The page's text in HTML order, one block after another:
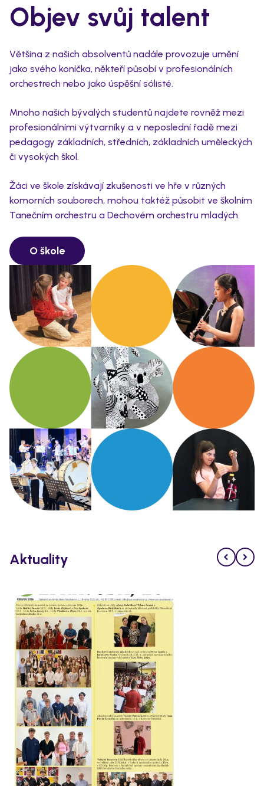
Objev svůj talent
Většina z našich absolventů nadále provozuje umění
jako svého koníčka, někteří působí v profesionálních
orchestrech nebo jako úspěšní sólisté.
Mnoho našich bývalých studentů najdete rovněž mezi
profesionálními výtvarníky a v neposlední řadě mezi
pedagogy základních, středních, základních uměleckých
či vysokých škol.
Žáci ve škole získávají zkušenosti ve hře v různých
komorních souborech, mohou taktéž působit ve školním
Tanečním orchestru a Dechovém orchestru mladých.
O škole
Aktuality